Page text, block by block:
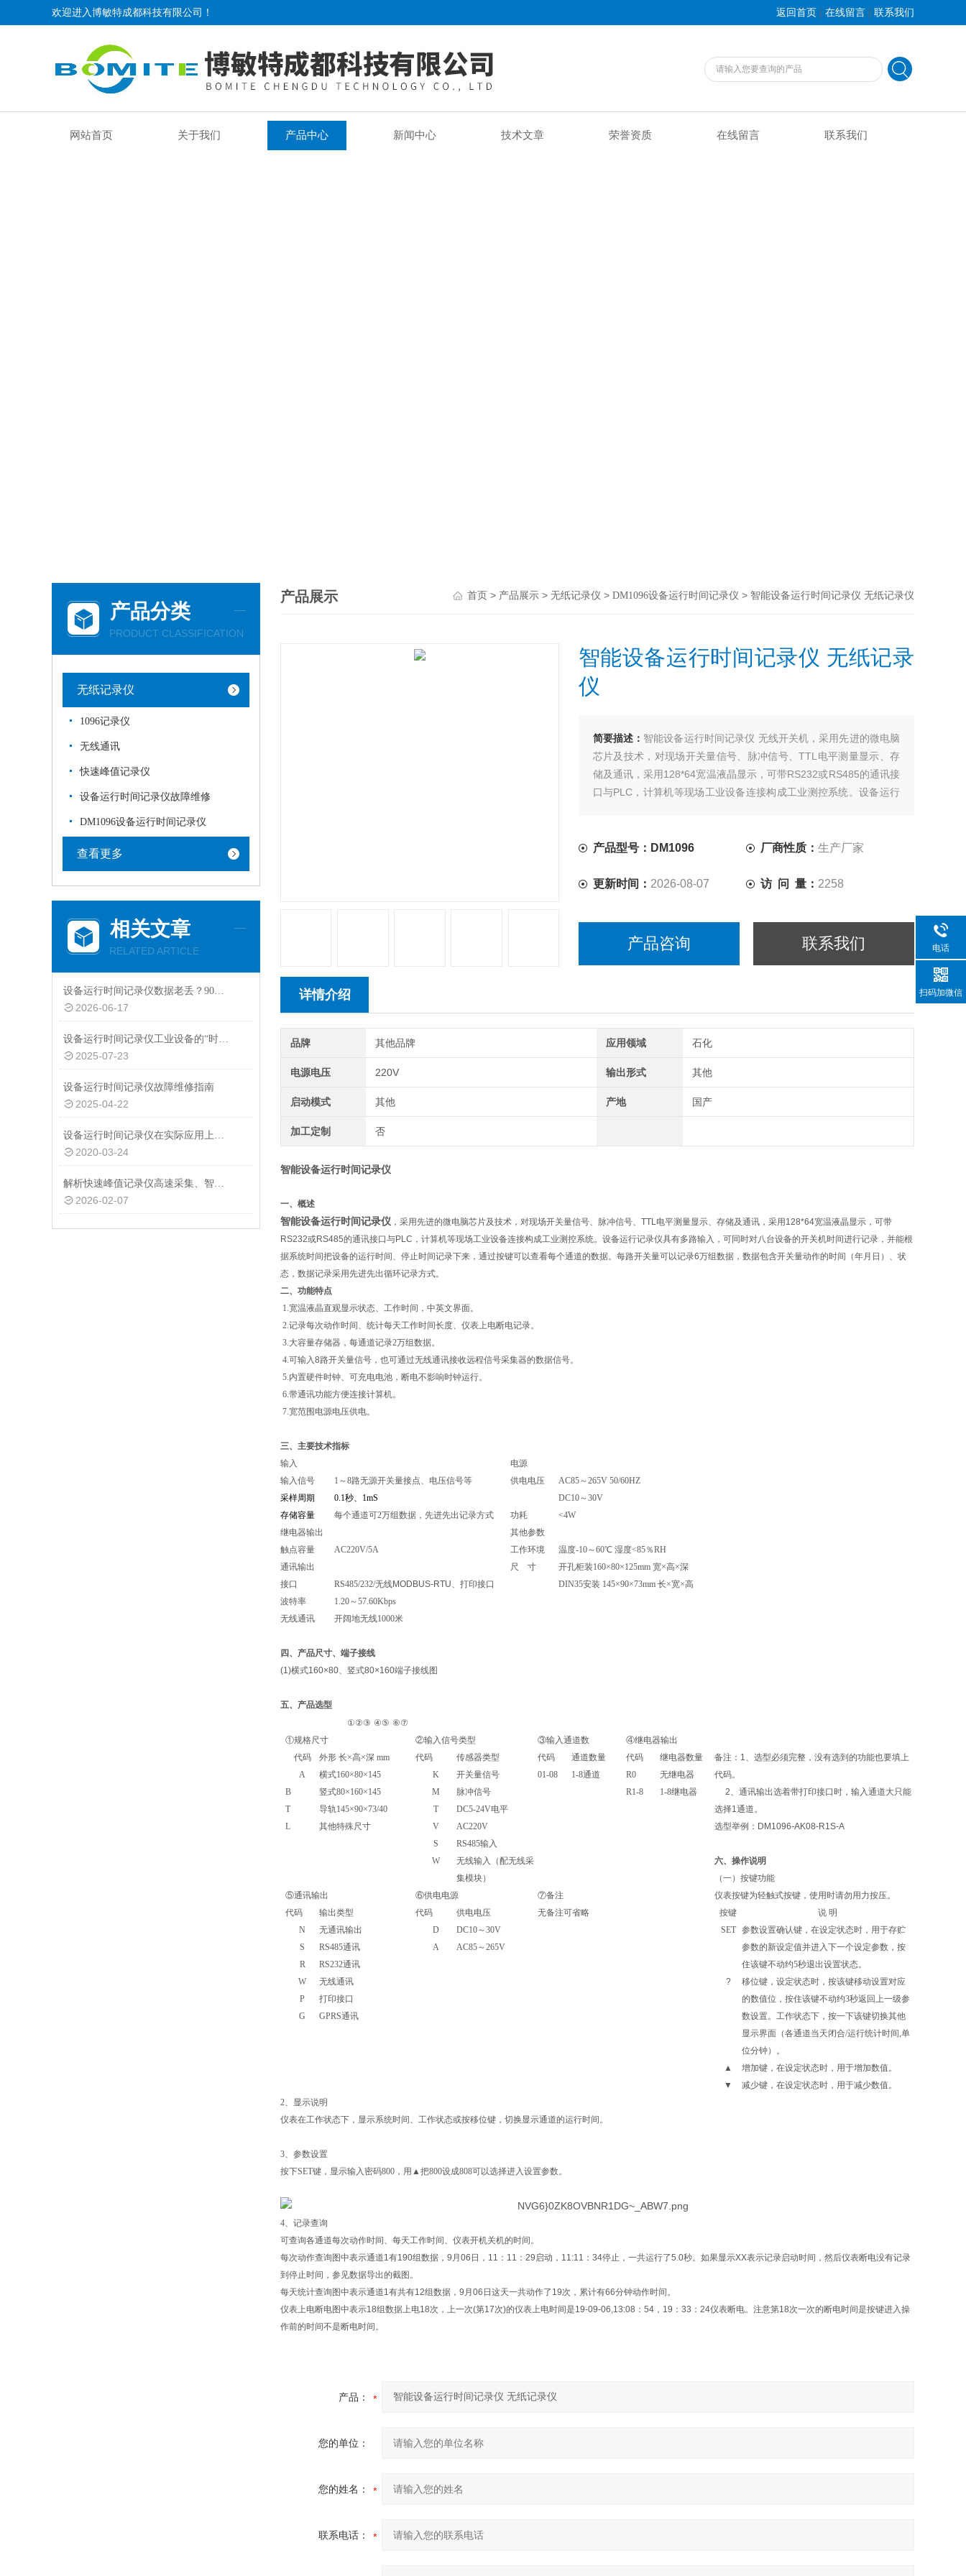
欢迎进入博敏特成都科技有限公司！ 返回首页 | 在线留言 | 联系我们
网站首页 关于我们 产品中心 新闻中心 技术文章 荣誉资质 在线留言 联系我们
产品分类
PRODUCT CLASSIFICATION
无纸记录仪
1096记录仪
无线通讯
快速峰值记录仪
设备运行时间记录仪故障维修
DM1096设备运行时间记录仪
查看更多
相关文章
RELATED ARTICLE
设备运行时间记录仪数据老丢？90%是存储方式没选对
2026-06-17
设备运行时间记录仪工业设备的“时间管家”与效能优化师
2025-07-23
设备运行时间记录仪故障维修指南
2025-04-22
设备运行时间记录仪在实际应用上具有以下功能特点
2020-03-24
解析快速峰值记录仪高速采集、智能判断与多模式输出的核心价值
2026-02-07
产品展示 首页 > 产品展示 > 无纸记录仪 > DM1096设备运行时间记录仪 > 智能设备运行时间记录仪 无纸记录仪
智能设备运行时间记录仪 无纸记录
仪
简要描述： 智能设备运行时间记录仪 无线开关机，采用先进的微电脑
芯片及技术，对现场开关量信号、脉冲信号、TTL电平测量显示、存
储及通讯，采用128*64宽温液晶显示，可带RS232或RS485的通讯接
口与PLC，计算机等现场工业设备连接构成工业测控系统。设备运行
以查看每个通道的数据。
产品型号：DM1096 厂商性质：生产厂家
更新时间： 2026-08-07 访 问 量： 2258
产品咨询 联系我们
详情介绍
品牌 其他品牌 应用领域 石化
电源电压 220V 输出形式 其他
启动模式 其他 产地 国产
加工定制 否
智能设备运行时间记录仪
一、概述
智能设备运行时间记录仪 ，采用先进的微电脑芯片及技术，对现场开关量信号、脉冲信号、 TTL电平测量显示、存储及通讯，采用 128*64宽温液晶显示，可带
RS232或RS485的通讯接口与PLC ，计算机等现场工业设备连接构成工业测控系统。设备运行记录仪具有多路输入，可同时对八台设备的开关机时间进行记录，并能根
据系统时间把设备的运行时间、停止时间记录下来，通过按键可以查看每个通道的数据。每路开关量可以记录6万组数据，数据包含开关量动作的时间（年月日）、状
态，数据记录采用先进先出循环记录方式。
二、功能特点
1.宽温液晶直观显示状态、工作时间，中英文界面。
2.记录每次动作时间、统计每天工作时间长度、仪表上电断电记录。
3.大容量存储器，每通道记录2万组数据。
4.可输入8路开关量信号，也可通过无线通讯接收远程信号采集器的数据信号。
5.内置硬件时钟、可充电电池，断电不影响时钟运行。
6.带通讯功能方便连接计算机。
7.宽范围电源电压供电。
三、主要技术指标
输入
电源
输入信号
1 ～8路无源开关量接点、电压信号等 供电电压 AC85～265V 50/60HZ
采样周期
0.1秒、 1mS DC10～30V
存储容量
每个通道可2万组数据，先进先出记录方式 功耗
<4W
继电器输出
其他参数
触点容量
AC220V/5A 工作环境 温度-10～60℃ 湿度<85％RH
通讯输出
尺 寸 开孔柜装160×80×125mm 宽×高×深
接口
RS485/232/无线MODBUS-RTU、打印接口 DIN35安装 145×90×73mm 长×宽×高
波特率
1.20～57.60Kbps
无线通讯
开阔地无线1000米
四、产品尺寸、端子接线
(1)横式160×80、竖式80×160端子接线图
五、 产品选型
①②③ ④⑤ ⑥⑦
①规格尺寸 ②输入信号类型 ③输入通道数 ④继电器输出
代码
外形 长×高×深 mm 代码 传感器类型 代码 通道数量 代码
继电器数量
A
B
T
L
横式160×80×145
竖式80×160×145
导轨145×90×73/40
其他特殊尺寸
K
M
T
V
S
W
开关量信号
脉冲信号
DC5-24V电平
AC220V
RS485输入
无线输入（配无线采
集模块）
01-08 1-8通道
R0
R1-8
无继电器
1-8继电器
⑤通讯输出 ⑥供电电源 ⑦备注
代码
输出类型 代码 供电电压
无备注可省略
N
S
R
W
P
G
无通讯输出
RS485通讯
RS232通讯
无线通讯
打印接口
GPRS通讯
D
A
DC10～30V
AC85～265V
备注： 1、选型必须完整，没有选到的功能也要填上
代码。
2、通讯输出选着带打印接口时，输入通道大只能
选择1通道。
选型举例： DM1096-AK08-R1S-A
六、操作说明
（一）按键功能
仪表按键为轻触式按键，使用时请勿用力按压。
按键
说 明
SET
参数设置确认键，在设定状态时，用于存贮
参数的新设定值并进入下一个设定参数，按
住该键不动约5秒退出设置状态。
?
移位键，设定状态时，按该键移动设置对应
的数值位，按住该键不动约3秒返回上一级参
数设置。工作状态下，按一下该键切换其他
显示界面（各通道当天闭合/运行统计时间,单
位分钟）。
▲
增加键，在设定状态时，用于增加数值。
▼
减少键，在设定状态时，用于减少数值。
2、显示说明
仪表在工作状态下，显示系统时间、工作状态或按移位键，切换显示通道的运行时间。
3、参数设置
按下SET键，显示输入密码800，用▲把800设成808可以选择进入设置参数。
4、记录查询
可查询各通道每次动作时间、每天工作时间、仪表开机关机的时间。
每次动作查询图中表示通道1有190组数据， 9 月 06 日， 11 ： 11 ： 29 启动， 11:11 ： 34停止，一共运行了5.0秒。如果显示XX表示记录启动时间，然后仪表断电没有记录
到停止时间，参见数据导出的截图。
每天统计查询图中表示通道1有共有12组数据， 9 月 06 日这天一共动作了 19次，累计有66分钟动作时间。
仪表上电断电图中表示18组数据上电18次，上一次(第17次)的仪表上电时间是19-09-06,13:08 ： 54 ， 19 ： 33 ： 24仪表断电。注意第18次一次的断电时间是按键进入操
作前的时间不是断电时间。
产品：
您的单位：
您的姓名：
联系电话：
电话
扫码加微信